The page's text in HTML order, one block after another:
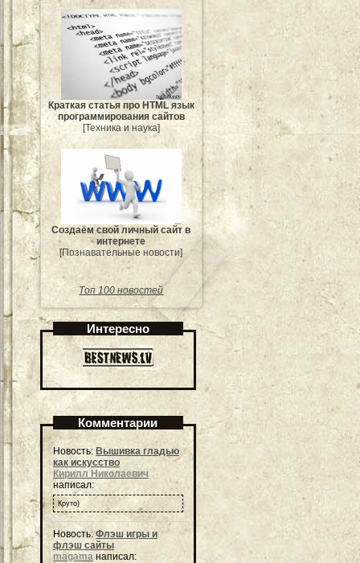
Краткая статья про HTML язык
программирования сайтов
[Техника и наука]
Создаём свой личный сайт в
интернете
[Познавательные новости]
Топ 100 новостей
Интересно
Комментарии
Новость: Вышивка гладью
как искусство
Кирилл Николаевич
написал:
Круто)
Новость: Флэш игры и
флэш сайты
magama написал: